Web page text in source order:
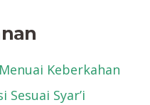
Keberkahan
Sesuai Syar’i